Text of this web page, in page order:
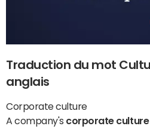
Traduction du mot
anglais
Corporate culture
A company's corporate culture